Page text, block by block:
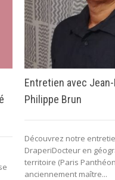
Entretien avec
Philippe Brun
Découvrez notre
DraperiDocteur en
territoire (Paris
anciennement maître...